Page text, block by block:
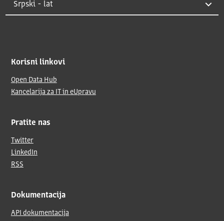
Korisni linkovi
Open Data Hub
Kancelarija za IT in eUpravu
Pratite nas
Twitter
LinkedIn
RSS
Dokumentacija
API dokumentacija